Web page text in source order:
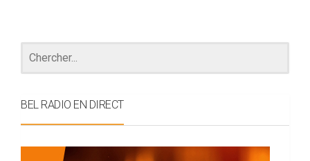
BEL RADIO EN DIRECT